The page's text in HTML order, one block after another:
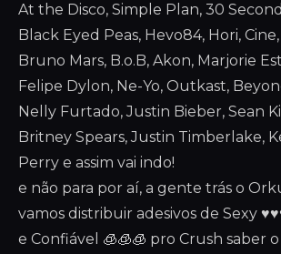
At the Disco, Simple Plan, 30
Black Eyed Peas, Hevo84, Hori,
Bruno Mars, B.o.B, Akon, Marjorie
Felipe Dylon, Ne-Yo, Outkast,
Nelly Furtado, Justin Bieber, Sean
Britney Spears, Justin Timberlake,
Perry e assim vai indo!
e não para por aí, a gente trás o
vamos distribuir adesivos de Sexy
e Confiável 🧊🧊🧊 pro Crush saber